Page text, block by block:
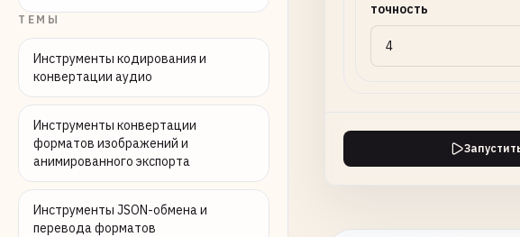
ТЕМЫ
Инструменты кодирования и
конвертации аудио
Инструменты конвертации
форматов изображений и
анимированного экспорта
Инструменты JSON-обмена и
перевода форматов
точность